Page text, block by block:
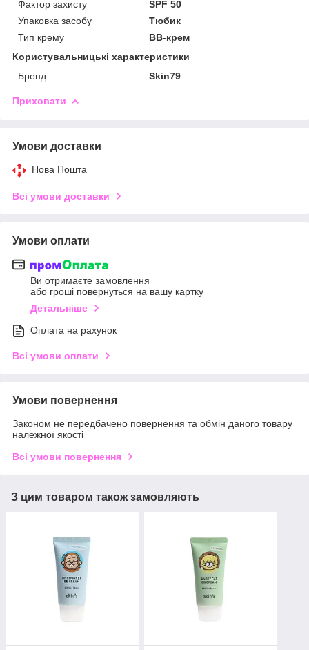
Фактор захисту
SPF 50
Упаковка засобу
Тюбик
Тип крему
BB-крем
Користувальницькі характеристики
Бренд
Skin79
Приховати
Умови доставки
Нова Пошта
Всі умови доставки
Умови оплати
Ви отримаєте замовлення
або гроші повернуться на вашу картку
Детальніше
Оплата на рахунок
Всі умови оплати
Умови повернення
Законом не передбачено повернення та обмін даного товару
належної якості
Всі умови повернення
З цим товаром також замовляють